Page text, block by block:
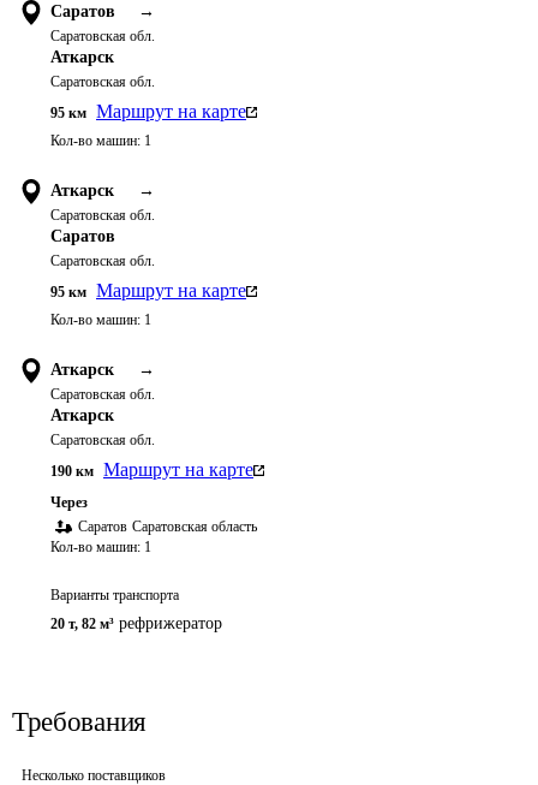
Саратов →
Саратовская обл.
Аткарск
Саратовская обл.
95 км Маршрут на карте
Кол-во машин: 1
Аткарск →
Саратовская обл.
Саратов
Саратовская обл.
95 км Маршрут на карте
Кол-во машин: 1
Аткарск →
Саратовская обл.
Аткарск
Саратовская обл.
190 км Маршрут на карте
Через
Саратов Саратовская область
Кол-во машин: 1
Варианты транспорта
20 т, 82 м³ рефрижератор
Требования
Несколько поставщиков